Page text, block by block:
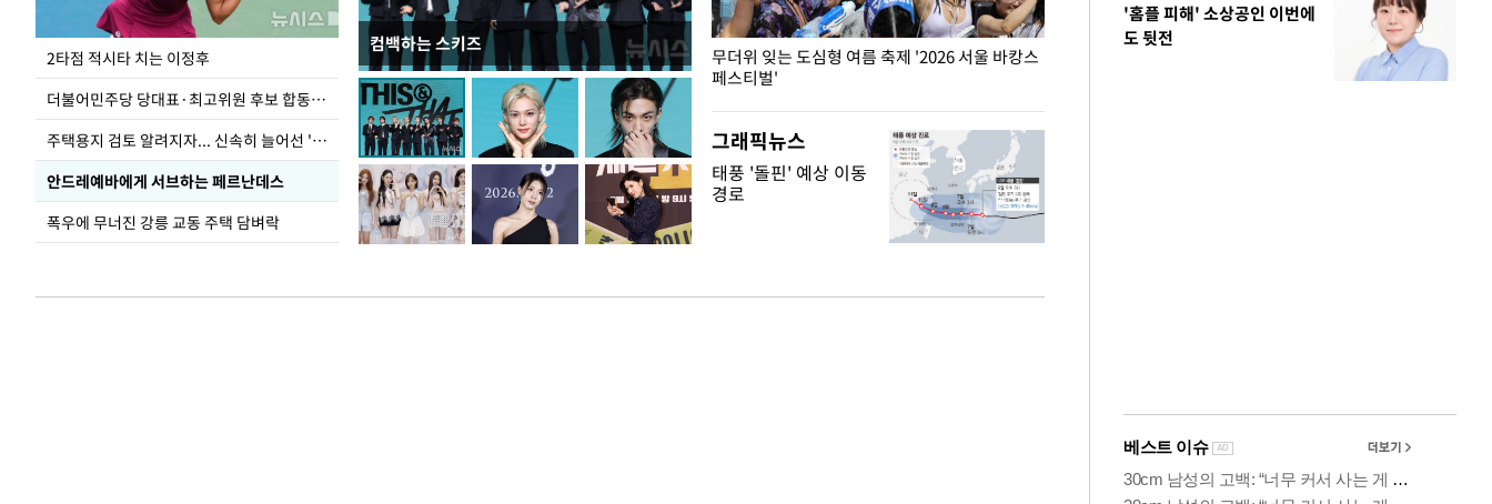
2타점 적시타 치는 이정후
더불어민주당 당대표·최고위원 후보 합동연설회
주택용지 검토 알려지자... 신속히 늘어선 '근조화환'
안드레예바에게 서브하는 페르난데스
폭우에 무너진 강릉 교동 주택 담벼락
컴백하는 스키즈
청와대 일주일
무더위 잊는 도심형 여름 축제 '2026 서울 바캉스
페스티벌'
이번주 국회에
그래픽뉴스
태풍 '돌핀' 예상 이동
경로
'홈플 피해' 소상공인 이번에
도 뒷전